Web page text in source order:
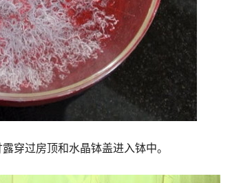
穿过房顶和水晶钵盖进入钵中。